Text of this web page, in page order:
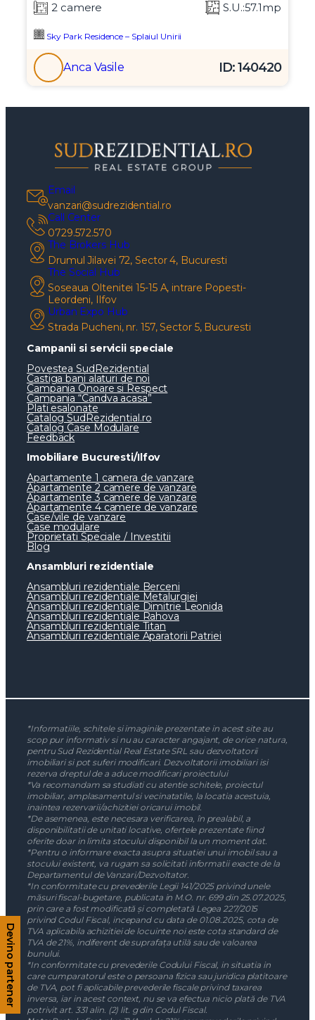
2 camere S.U.:57.1mp
Sky Park Residence – Splaiul Unirii
Anca Vasile ID: 140420
Email
vanzari@sudrezidential.ro
Call Center
0729.572.570
The Brokers Hub
Drumul Jilavei 72, Sector 4, Bucuresti
The Social Hub
Soseaua Oltenitei 15-15 A, intrare Popesti-
Leordeni, Ilfov
Urban Expo Hub
Strada Pucheni, nr. 157, Sector 5, Bucuresti
Campanii si servicii speciale
Povestea SudRezidential
Castiga bani alaturi de noi
Campania Onoare si Respect
Campania “Candva acasa”
Plati esalonate
Catalog SudRezidential.ro
Catalog Case Modulare
Feedback
Imobiliare Bucuresti/Ilfov
Apartamente 1 camera de vanzare
Apartamente 2 camere de vanzare
Apartamente 3 camere de vanzare
Apartamente 4 camere de vanzare
Case/vile de vanzare
Case modulare
Proprietati Speciale / Investitii
Blog
Ansambluri rezidentiale
Ansambluri rezidentiale Berceni
Ansambluri rezidentiale Metalurgiei
Ansambluri rezidentiale Dimitrie Leonida
Ansambluri rezidentiale Rahova
Ansambluri rezidentiale Titan
Ansambluri rezidentiale Aparatorii Patriei
*Informatiile, schitele si imaginile prezentate in acest site au
scop pur informativ si nu au caracter angajant, de orice natura,
pentru Sud Rezidential Real Estate SRL sau dezvoltatorii
imobiliari si pot suferi modificari. Dezvoltatorii imobiliari isi
rezerva dreptul de a aduce modificari proiectului
*Va recomandam sa studiati cu atentie schitele, proiectul
imobiliar, amplasamentul si vecinatatile, la locatia acestuia,
inaintea rezervarii/achizitiei oricarui imobil.
*De asemenea, este necesara verificarea, în prealabil, a
disponibilitatii de unitati locative, ofertele prezentate fiind
oferite doar in limita stocului disponibil la un moment dat.
*Pentru o informare exacta asupra situatiei unui imobil sau a
stocului existent, va rugam sa solicitati informatii exacte de la
Departamentul de Vanzari/Dezvoltator.
*In conformitate cu prevederile Legii 141/2025 privind unele
măsuri fiscal-bugetare, publicata in M.O. nr. 699 din 25.07.2025,
prin care a fost modificată și completată Legea 227/2015
privind Codul Fiscal, incepand cu data de 01.08.2025, cota de
TVA aplicabila achizitiei de locuinte noi este cota standard de
TVA de 21%, indiferent de suprafața utilă sau de valoarea
bunului.
*In conformitate cu prevederile Codului Fiscal, in situatia in
care cumparatorul este o persoana fizica sau juridica platitoare
de TVA, pot fi aplicabile prevederile fiscale privind taxarea
inversa, iar in acest context, nu se va efectua nicio plată de TVA
potrivit art. 331 alin. (2) lit. g din Codul Fiscal.
Devino partener